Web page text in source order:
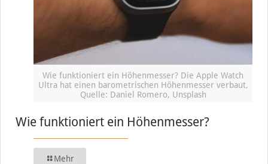
Wie funktioniert ein Höhenmesser? Die Apple Watch
Ultra hat einen barometrischen Höhenmesser verbaut,
Quelle: Daniel Romero, Unsplash
Wie funktioniert ein Höhenmesser?
Mehr